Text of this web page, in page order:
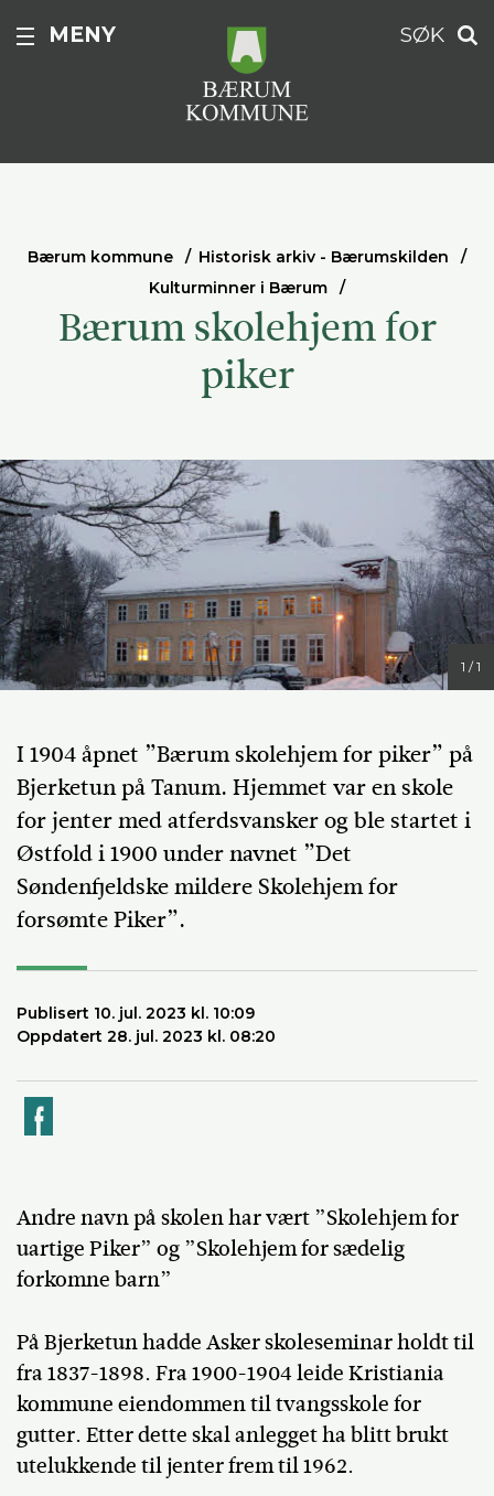
MENY SØK
Bærum kommune
Historisk arkiv - Bærumskilden
Kulturminner i Bærum
Bærum skolehjem for
piker
1 / 1
I 1904 åpnet ”Bærum skolehjem for piker” på
Bjerketun på Tanum. Hjemmet var en skole
for jenter med atferdsvansker og ble startet i
Østfold i 1900 under navnet ”Det
Søndenfjeldske mildere Skolehjem for
forsømte Piker”.
Publisert 10. jul. 2023 kl. 10:09
Oppdatert 28. jul. 2023 kl. 08:20
Andre navn på skolen har vært ”Skolehjem for
uartige Piker” og ”Skolehjem for sædelig
forkomne barn”
På Bjerketun hadde Asker skoleseminar holdt til
fra 1837-1898. Fra 1900-1904 leide Kristiania
kommune eiendommen til tvangsskole for
gutter. Etter dette skal anlegget ha blitt brukt
utelukkende til jenter frem til 1962.